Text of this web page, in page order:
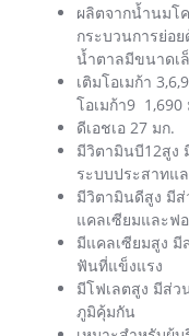
ผลิตจากน้ำนมโ
กระบวนการย่อ
น้ำตาลมีขนาดเ
เติมโอเมก้า
โอเมก้า9 1,690
ดีเอชเอ 27 มก.
มีวิตามินบี12สูง
ระบบประสาทแ
มีวิตามินดีสูง มี
แคลเซียมและฟ
มีแคลเซียมสูง มี
ฟันที่แข็งแรง
มีโฟเลตสูง มีส่
ภูมิคุ้มกัน